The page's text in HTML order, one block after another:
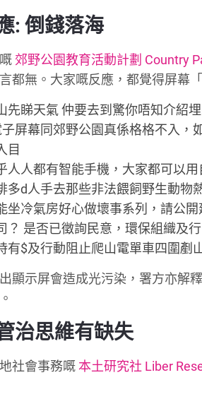
: 倒錢落海
郊野公園教育活動計劃 Country
都無。大家嘅反應，都覺得屏幕
先睇天氣 仲要去到驚你唔知介紹
屏幕同郊野公園真係格格不入，
目
人人都有智能手機，大家都可以
多d人手去那些非法餵飼野生動物
坐冷氣房好心做壞事系列，請公
？ 是否已徵詢民意，環保組織及
有$及行動阻止爬山電單車四圍剷
顯示屏會造成光污染，署方亦解
治思維有缺失
社會事務嘅本土研究社 Liber